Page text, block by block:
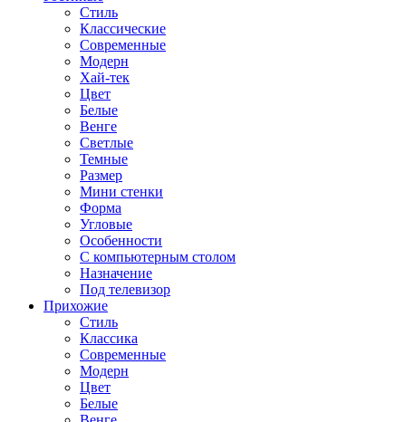
Стиль
Классические
Современные
Модерн
Хай-тек
Цвет
Белые
Венге
Светлые
Темные
Размер
Мини стенки
Форма
Угловые
Особенности
С компьютерным столом
Назначение
Под телевизор
Прихожие
Стиль
Классика
Современные
Модерн
Цвет
Белые